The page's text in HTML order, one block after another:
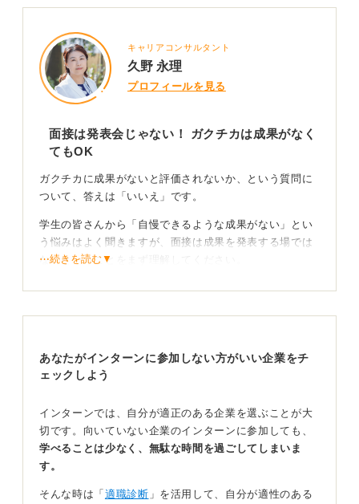
キャリアコンサルタント
久野 永理
プロフィールを見る
面接は発表会じゃない！ ガクチカは成果がなく
てもOK
ガクチカに成果がないと評価されないか、という質問に
ついて、答えは「いいえ」です。
学生の皆さんから「自慢できるような成果がない」とい
う悩みはよく聞きますが、面接は成果を発表する場では
ないということをまず理解してください。
何かを成し遂げた経験だけでなく、たとえ失敗した経験
からでも得られた学びや気付きはたくさんあるはずで
結果よりプロセスが重視される！ 経験の中身を語ろ
う
るとします。
⋯続きを読む▼
あなたがインターンに参加しない方がいい企業をチ
ェックしよう
インターンでは、自分が適正のある企業を選ぶことが大
切です。向いていない企業のインターンに参加しても、
学べることは少なく、無駄な時間を過ごしてしまいま
す。
そんな時は「 適職診断 」を活用して、自分が適性のある